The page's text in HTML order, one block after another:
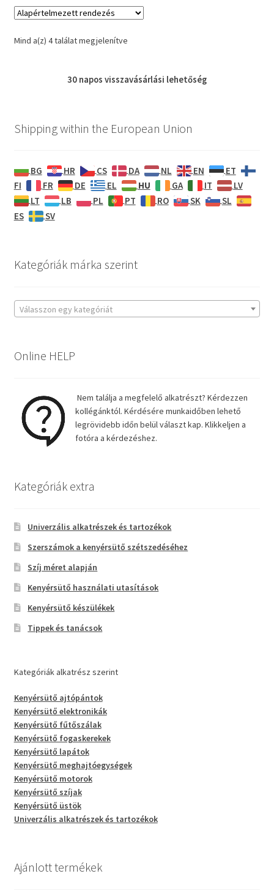
Mind a(z) 4 találat megjelenítve
30 napos visszavásárlási lehetőség
Shipping within the European Union
BG HR CS DA NL EN
ET
FI
FR DE EL HU GA IT
LV
LT
LB PL PT RO SK
SL
ES
SV
Kategóriák márka szerint
Válasszon egy kategóriát
Online HELP
Nem találja a megfelelő alkatrészt? Kérdezzen
kollégánktól. Kérdésére munkaidőben lehető
legrövidebb időn belül választ kap. Klikkeljen a
fotóra a kérdezéshez.
Kategóriák extra
Univerzális alkatrészek és tartozékok
Szerszámok a kenyérsütő szétszedéséhez
Szíj méret alapján
Kenyérsütő használati utasítások
Kenyérsütő készülékek
Tippek és tanácsok
Kategóriák alkatrész szerint
Kenyérsütő ajtópántok
Kenyérsütő elektronikák
Kenyérsütő fűtőszálak
Kenyérsütő fogaskerekek
Kenyérsütő lapátok
Kenyérsütő meghajtóegységek
Kenyérsütő motorok
Kenyérsütő szíjak
Kenyérsütő üstök
Univerzális alkatrészek és tartozékok
Ajánlott termékek